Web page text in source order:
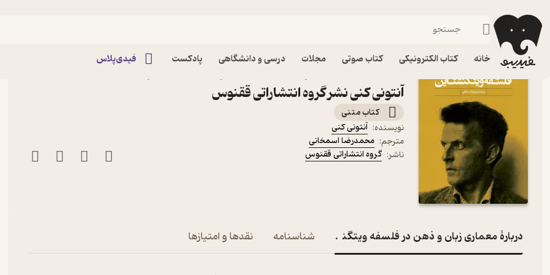
خانه کتاب الکترونیکی کتاب صوتی مجلات درسی و دانشگاهی پادکست فیدی‌پلاس
فیدیبو کتاب الکترونیکی
آنتونی کنی نشر گروه انتشاراتی ققنوس
کتاب متنی
نویسنده: آنتونی کنی
مترجم: محمدرضا اسمخانی
ناشر: گروه انتشاراتی ققنوس
دربارۀ معماری زبان و ذهن در فلسفه ویتگنشتاینشناسنامه نقدها و امتیازها